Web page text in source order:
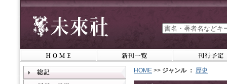
HOME >> ジャンル ： 歴史